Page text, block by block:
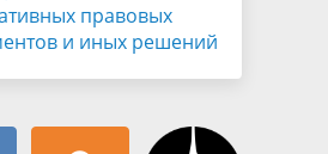
правовых
и иных решений